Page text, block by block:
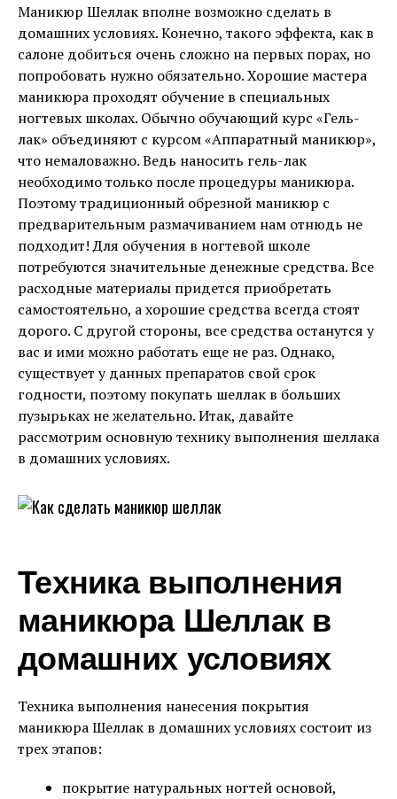
Маникюр Шеллак вполне возможно сделать в
домашних условиях. Конечно, такого эффекта, как в
салоне добиться очень сложно на первых порах, но
попробовать нужно обязательно. Хорошие мастера
маникюра проходят обучение в специальных
ногтевых школах. Обычно обучающий курс «Гель-
лак» объединяют с курсом «Аппаратный маникюр»,
что немаловажно. Ведь наносить гель-лак
необходимо только после процедуры маникюра.
Поэтому традиционный обрезной маникюр с
предварительным размачиванием нам отнюдь не
подходит! Для обучения в ногтевой школе
потребуются значительные денежные средства. Все
расходные материалы придется приобретать
самостоятельно, а хорошие средства всегда стоят
дорого. С другой стороны, все средства останутся у
вас и ими можно работать еще не раз. Однако,
существует у данных препаратов свой срок
годности, поэтому покупать шеллак в больших
пузырьках не желательно. Итак, давайте
рассмотрим основную технику выполнения шеллака
в домашних условиях.
Техника выполнения
маникюра Шеллак в
домашних условиях
Техника выполнения нанесения покрытия
маникюра Шеллак в домашних условиях состоит из
трех этапов:
покрытие натуральных ногтей основой,